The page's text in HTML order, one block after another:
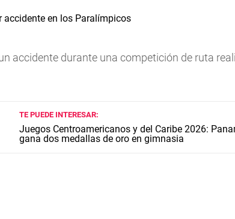
accidente durante una competición de ruta
TE PUEDE INTERESAR:
Juegos Centroamericanos y del Caribe 2026:
gana dos medallas de oro en gimnasia